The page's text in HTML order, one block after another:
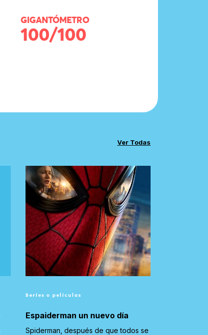
GIGANTÓMETRO
100/100
Ver Todas
Series o películas
Espaiderman un nuevo día
Spiderman, después de que todos se